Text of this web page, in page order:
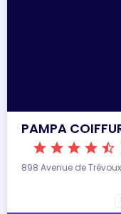
PAMPA
star star star star star_half
898 Avenue de